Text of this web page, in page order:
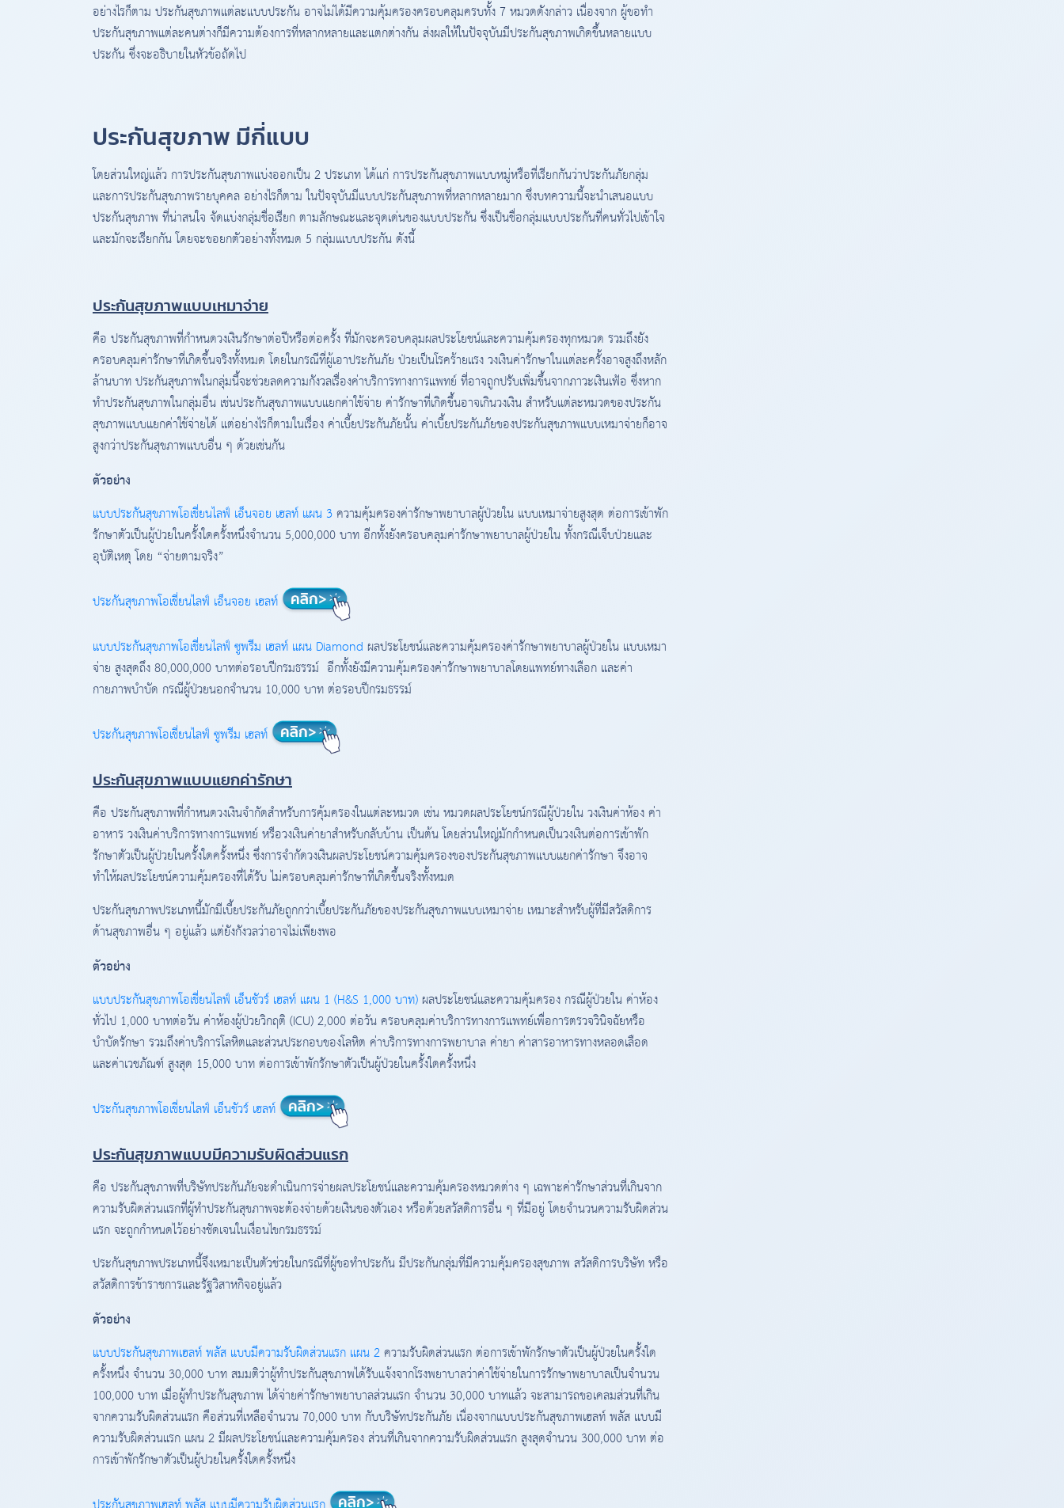
อย่างไรก็ตาม ประกันสุขภาพแต่ละแบบประกัน อาจไม่ได้มีความคุ้มครองครอบคลุมครบทั้ง 7 หมวดดังกล่าว เนื่องจาก ผู้ขอทำ
ประกันสุขภาพแต่ละคนต่างก็มีความต้องการที่หลากหลายและแตกต่างกัน ส่งผลให้ในปัจจุบันมีประกันสุขภาพเกิดขึ้นหลายแบบ
ประกัน ซึ่งจะอธิบายในหัวข้อถัดไป
ประกันสุขภาพ มีกี่แบบ
โดยส่วนใหญ่แล้ว การประกันสุขภาพแบ่งออกเป็น 2 ประเภท ได้แก่ การประกันสุขภาพแบบหมู่หรือที่เรียกกันว่าประกันภัยกลุ่ม
และการประกันสุขภาพรายบุคคล อย่างไรก็ตาม ในปัจจุบันมีแบบประกันสุขภาพที่หลากหลายมาก ซึ่งบทความนี้จะนำเสนอแบบ
ประกันสุขภาพ ที่น่าสนใจ จัดแบ่งกลุ่มชื่อเรียก ตามลักษณะและจุดเด่นของแบบประกัน ซึ่งเป็นชื่อกลุ่มแบบประกันที่คนทั่วไปเข้าใจ
และมักจะเรียกกัน โดยจะขอยกตัวอย่างทั้งหมด 5 กลุ่มเแบบประกัน ดังนี้
ประกันสุขภาพแบบเหมาจ่าย
คือ ประกันสุขภาพที่กำหนดวงเงินรักษาต่อปีหรือต่อครั้ง ที่มักจะครอบคลุมผลประโยชน์และความคุ้มครองทุกหมวด รวมถึงยัง
ครอบคลุมค่ารักษาที่เกิดขึ้นจริงทั้งหมด โดยในกรณีที่ผู้เอาประกันภัย ป่วยเป็นโรคร้ายแรง วงเงินค่ารักษาในแต่ละครั้งอาจสูงถึงหลัก
ล้านบาท ประกันสุขภาพในกลุ่มนี้จะช่วยลดความกังวลเรื่องค่าบริการทางการแพทย์ ที่อาจถูกปรับเพิ่มขึ้นจากภาวะเงินเฟ้อ ซึ่งหาก
ทำประกันสุขภาพในกลุ่มอื่น เช่นประกันสุขภาพแบบแยกค่าใช้จ่าย ค่ารักษาที่เกิดขึ้นอาจเกินวงเงิน สำหรับแต่ละหมวดของประกัน
สุขภาพแบบแยกค่าใช้จ่ายได้ แต่อย่างไรก็ตามในเรื่อง ค่าเบี้ยประกันภัยนั้น ค่าเบี้ยประกันภัยของประกันสุขภาพแบบเหมาจ่ายก็อาจ
สูงกว่าประกันสุขภาพแบบอื่น ๆ ด้วยเช่นกัน
ตัวอย่าง
แบบประกันสุขภาพโอเชี่ยนไลฟ์ เอ็นจอย เฮลท์ แผน 3ความคุ้มครองค่ารักษาพยาบาลผู้ป่วยใน แบบเหมาจ่ายสูงสุด ต่อการเข้าพัก
รักษาตัวเป็นผู้ป่วยในครั้งใดครั้งหนึ่งจำนวน 5,000,000 บาท อีกทั้งยังครอบคลุมค่ารักษาพยาบาลผู้ป่วยใน ทั้งกรณีเจ็บป่วยและ
อุบัติเหตุ โดย “จ่ายตามจริง”
ประกันสุขภาพโอเชี่ยนไลฟ์ เอ็นจอย เฮลท์
แบบประกันสุขภาพโอเชี่ยนไลฟ์ ซูพรีม เฮลท์ แผน Diamond ผลประโยชน์และความคุ้มครองค่ารักษาพยาบาลผู้ป่วยใน แบบเหมา
จ่าย สูงสุดถึง 80,000,000 บาทต่อรอบปีกรมธรรม์ อีกทั้งยังมีความคุ้มครองค่ารักษาพยาบาลโดยแพทย์ทางเลือก และค่า
กายภาพบำบัด กรณีผู้ป่วยนอกจำนวน 10,000 บาท ต่อรอบปีกรมธรรม์
ประกันสุขภาพโอเชี่ยนไลฟ์ ซูพรีม เฮลท์
ประกันสุขภาพแบบแยกค่ารักษา
คือ ประกันสุขภาพที่กำหนดวงเงินจำกัดสำหรับการคุ้มครองในแต่ละหมวด เช่น หมวดผลประโยชน์กรณีผู้ป่วยใน วงเงินค่าห้อง ค่า
อาหาร วงเงินค่าบริการทางการแพทย์ หรือวงเงินค่ายาสำหรับกลับบ้าน เป็นต้น โดยส่วนใหญ่มักกำหนดเป็นวงเงินต่อการเข้าพัก
รักษาตัวเป็นผู้ป่วยในครั้งใดครั้งหนึ่ง ซึ่งการจำกัดวงเงินผลประโยชน์ความคุ้มครองของประกันสุขภาพแบบแยกค่ารักษา จึงอาจ
ทำให้ผลประโยชน์ความคุ้มครองที่ได้รับ ไม่ครอบคลุมค่ารักษาที่เกิดขึ้นจริงทั้งหมด
ประกันสุขภาพประเภทนี้มักมีเบี้ยประกันภัยถูกกว่าเบี้ยประกันภัยของประกันสุขภาพแบบเหมาจ่าย เหมาะสำหรับผู้ที่มีสวัสดิการ
ด้านสุขภาพอื่น ๆ อยู่แล้ว แต่ยังกังวลว่าอาจไม่เพียงพอ
ตัวอย่าง
แบบประกันสุขภาพโอเชี่ยนไลฟ์ เอ็นชัวร์ เฮลท์ แผน 1 (H&S 1,000 บาท)ผลประโยชน์และความคุ้มครอง กรณีผู้ป่วยใน ค่าห้อง
ทั่วไป 1,000 บาทต่อวัน ค่าห้องผู้ป่วยวิกฤติ (ICU) 2,000 ต่อวัน ครอบคลุมค่าบริการทางการแพทย์เพื่อการตรวจวินิจฉัยหรือ
บำบัดรักษา รวมถึงค่าบริการโลหิตและส่วนประกอบของโลหิต ค่าบริการทางการพยาบาล ค่ายา ค่าสารอาหารทางหลอดเลือด
และค่าเวชภัณฑ์ สูงสุด 15,000 บาท ต่อการเข้าพักรักษาตัวเป็นผู้ป่วยในครั้งใดครั้งหนึ่ง
ประกันสุขภาพโอเชี่ยนไลฟ์ เอ็นชัวร์ เฮลท์
ประกันสุขภาพแบบมีความรับผิดส่วนแรก
คือ ประกันสุขภาพที่บริษัทประกันภัยจะดำเนินการจ่ายผลประโยชน์และความคุ้มครองหมวดต่าง ๆ เฉพาะค่ารักษาส่วนที่เกินจาก
ความรับผิดส่วนแรกที่ผู้ทำประกันสุขภาพจะต้องจ่ายด้วยเงินของตัวเอง หรือด้วยสวัสดิการอื่น ๆ ที่มีอยู่ โดยจำนวนความรับผิดส่วน
แรก จะถูกกำหนดไว้อย่างชัดเจนในเงื่อนไขกรมธรรม์
ประกันสุขภาพประเภทนี้จึงเหมาะเป็นตัวช่วยในกรณีที่ผู้ขอทำประกัน มีประกันกลุ่มที่มีความคุ้มครองสุขภาพ สวัสดิการบริษัท หรือ
สวัสดิการข้าราชการและรัฐวิสาหกิจอยู่แล้ว
ตัวอย่าง
แบบประกันสุขภาพเฮลท์ พลัส แบบมีความรับผิดส่วนแรก แผน 2ความรับผิดส่วนแรก ต่อการเข้าพักรักษาตัวเป็นผู้ป่วยในครั้งใด
ครั้งหนึ่ง จำนวน 30,000 บาท สมมติว่าผู้ทำประกันสุขภาพได้รับแจ้งจากโรงพยาบาลว่าค่าใช้จ่ายในการรักษาพยาบาลเป็นจำนวน
100,000 บาท เมื่อผู้ทำประกันสุขภาพ ได้จ่ายค่ารักษาพยาบาลส่วนแรก จำนวน 30,000 บาทแล้ว จะสามารถขอเคลมส่วนที่เกิน
จากความรับผิดส่วนแรก คือส่วนที่เหลือจำนวน 70,000 บาท กับบริษัทประกันภัย เนื่องจากแบบประกันสุขภาพเฮลท์ พลัส แบบมี
ความรับผิดส่วนแรก แผน 2 มีผลประโยชน์และความคุ้มครอง ส่วนที่เกินจากความรับผิดส่วนแรก สูงสุดจำนวน 300,000 บาท ต่อ
การเข้าพักรักษาตัวเป็นผู้ปวยในครั้งใดครั้งหนึ่ง